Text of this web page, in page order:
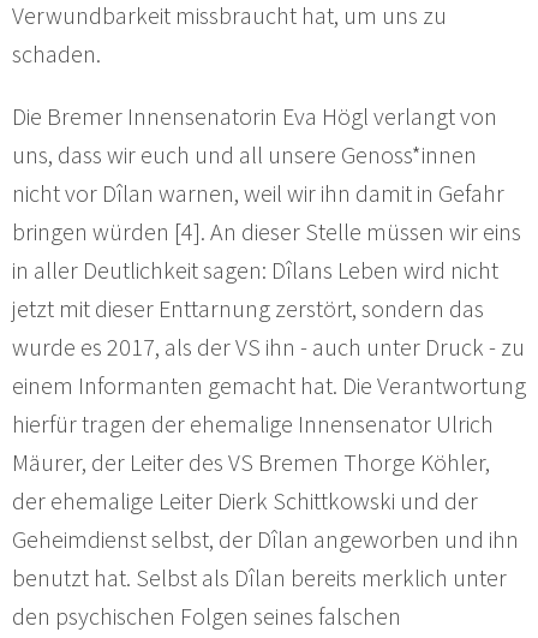
Verwundbarkeit missbraucht hat, um uns zu
schaden.
Die Bremer Innensenatorin Eva Högl verlangt von
uns, dass wir euch und all unsere Genoss*innen
nicht vor Dîlan warnen, weil wir ihn damit in Gefahr
bringen würden [4]. An dieser Stelle müssen wir eins
in aller Deutlichkeit sagen: Dîlans Leben wird nicht
jetzt mit dieser Enttarnung zerstört, sondern das
wurde es 2017, als der VS ihn - auch unter Druck - zu
einem Informanten gemacht hat. Die Verantwortung
hierfür tragen der ehemalige Innensenator Ulrich
Mäurer, der Leiter des VS Bremen Thorge Köhler,
der ehemalige Leiter Dierk Schittkowski und der
Geheimdienst selbst, der Dîlan angeworben und ihn
benutzt hat. Selbst als Dîlan bereits merklich unter
den psychischen Folgen seines falschen